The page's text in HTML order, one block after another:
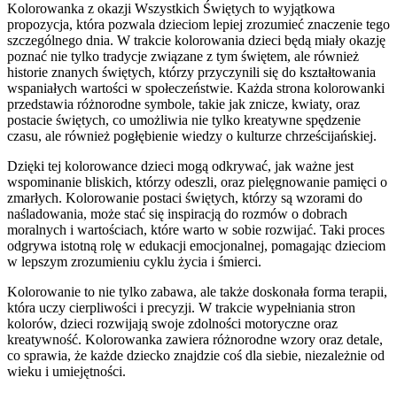
Kolorowanka z okazji Wszystkich Świętych to wyjątkowa
propozycja, która pozwala dzieciom lepiej zrozumieć znaczenie tego
szczególnego dnia. W trakcie kolorowania dzieci będą miały okazję
poznać nie tylko tradycje związane z tym świętem, ale również
historie znanych świętych, którzy przyczynili się do kształtowania
wspaniałych wartości w społeczeństwie. Każda strona kolorowanki
przedstawia różnorodne symbole, takie jak znicze, kwiaty, oraz
postacie świętych, co umożliwia nie tylko kreatywne spędzenie
czasu, ale również pogłębienie wiedzy o kulturze chrześcijańskiej.
Dzięki tej kolorowance dzieci mogą odkrywać, jak ważne jest
wspominanie bliskich, którzy odeszli, oraz pielęgnowanie pamięci o
zmarłych. Kolorowanie postaci świętych, którzy są wzorami do
naśladowania, może stać się inspiracją do rozmów o dobrach
moralnych i wartościach, które warto w sobie rozwijać. Taki proces
odgrywa istotną rolę w edukacji emocjonalnej, pomagając dzieciom
w lepszym zrozumieniu cyklu życia i śmierci.
Kolorowanie to nie tylko zabawa, ale także doskonała forma terapii,
która uczy cierpliwości i precyzji. W trakcie wypełniania stron
kolorów, dzieci rozwijają swoje zdolności motoryczne oraz
kreatywność. Kolorowanka zawiera różnorodne wzory oraz detale,
co sprawia, że każde dziecko znajdzie coś dla siebie, niezależnie od
wieku i umiejętności.